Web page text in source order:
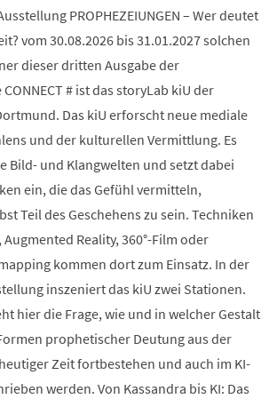
PROPHEZEIUNGEN – Wer deutet
vom 30.08.2026 bis 31.01.2027 solchen
dieser dritten Ausgabe der
# ist das storyLab kiU der
Das kiU erforscht neue mediale
und der kulturellen Vermittlung. Es
Bild- und Klangwelten und setzt dabei
ein, die das Gefühl vermitteln,
Teil des Geschehens zu sein. Techniken
Reality, 360°-Film oder
kommen dort zum Einsatz. In der
inszeniert das kiU zwei Stationen.
hier die Frage, wie und in welcher Gestalt
prophetischer Deutung aus der
Zeit fortbestehen und auch im KI-
werden. Von Kassandra bis KI: Das